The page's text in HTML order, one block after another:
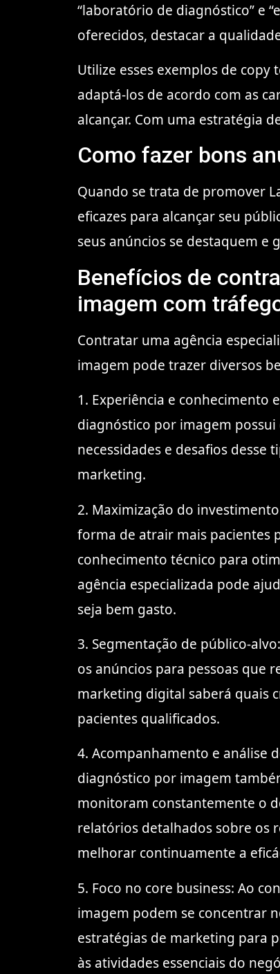
“laboratório de diagnóstico” e
oferecidos, destacar a
Utilize esses exemplos de
adaptá-los de acordo com as
alcançar. Com uma estratégia
Como fazer bons
Quando se trata de promover
eficazes para alcançar seu
seus anúncios se destaquem e
Benefícios de
imagem com
Contratar uma agência
imagem pode trazer diversos
1. Experiência e
diagnóstico por imagem possui
necessidades e desafios
marketing.
2. Maximização do
forma de atrair mais pacientes
conhecimento técnico para
agência especializada pode
seja bem gasto.
3. Segmentação de público-
os anúncios para pessoas que
marketing digital saberá quais
pacientes qualificados.
4. Acompanhamento e análise
diagnóstico por imagem
monitoram constantemente o
relatórios detalhados sobre os
melhorar continuamente a
5. Foco no core business: Ao
imagem podem se concentrar
estratégias de marketing para
às atividades essenciais do